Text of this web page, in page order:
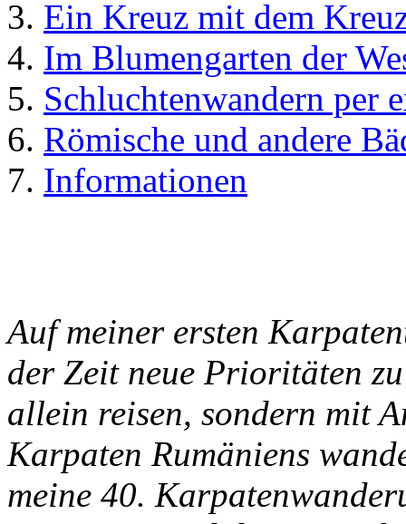
Ein Kreuz mit dem
Im Blumengarten der
Schluchtenwandern per
Römische und andere
Informationen
Auf meiner ersten
der Zeit neue Prioritäten
allein reisen, sondern mit
Karpaten Rumäniens
meine 40.